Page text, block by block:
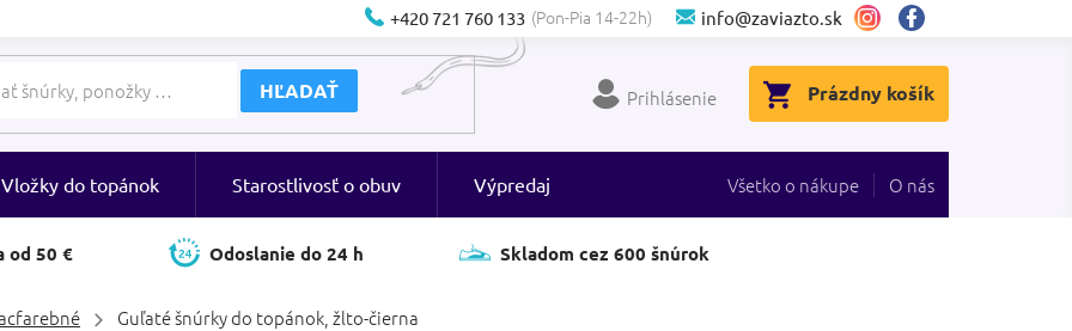
+420 721 760 133 (Pon-Pia 14-22h) info@zaviazto.sk
HĽADAŤ Prihlásenie
NÁKUPNÝ
KOŠÍK
Prázdny košík
Vložky do topánok Starostlivosť o obuv Výpredaj Všetko o nákupe O nás
od 50 € Odoslanie do 24 h Skladom cez 600 šnúrok
Guľaté šnúrky do topánok, žlto-čierna